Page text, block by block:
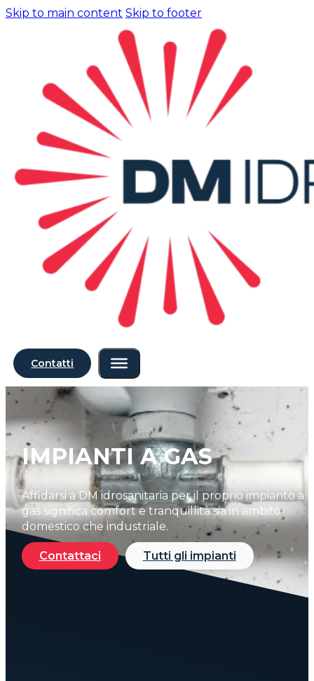
Skip to main content Skip to footer
Contatti
IMPIANTI A GAS
Affidarsi a DM idrosanitaria per il proprio impianto a
gas significa comfort e tranquillità sia in ambito
domestico che industriale.
Contattaci Tutti gli impianti